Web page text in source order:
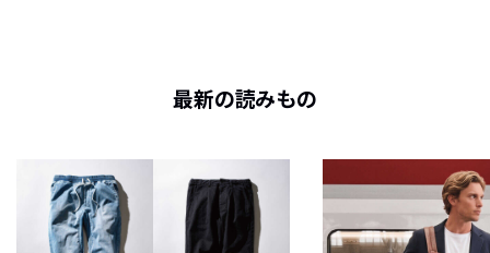
最新の読みもの